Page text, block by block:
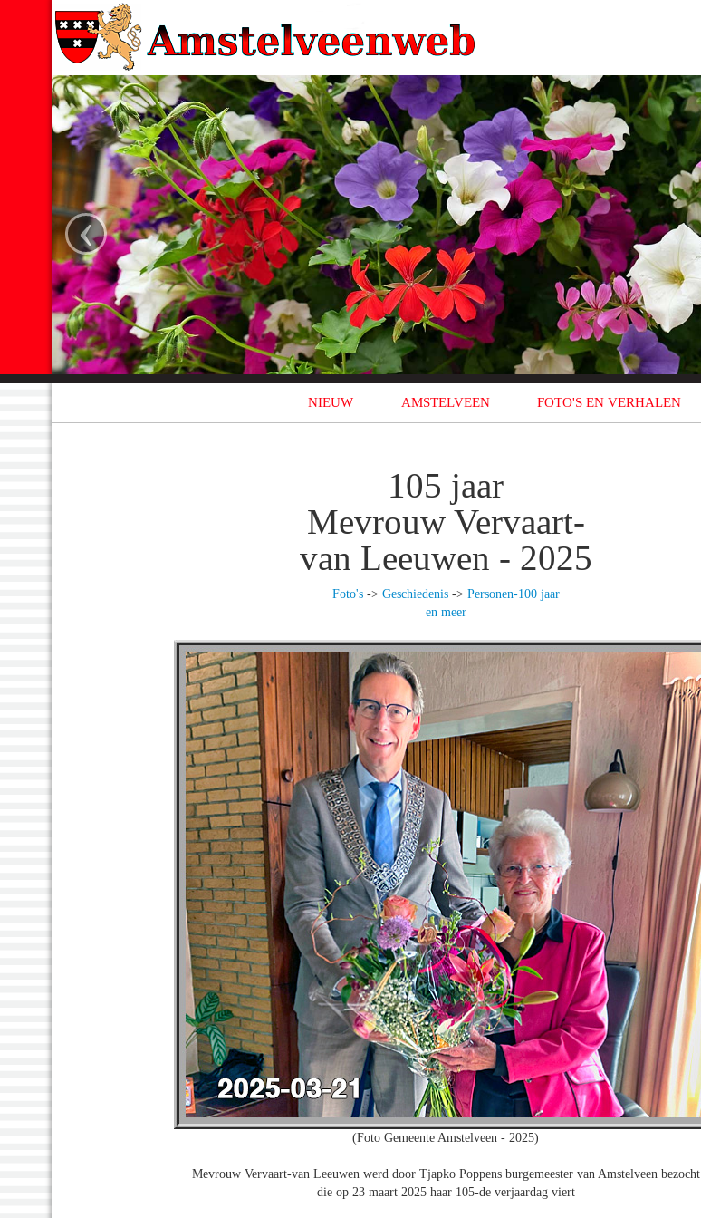
‹
NIEUW AMSTELVEEN FOTO'S EN VERHALEN
105 jaar
Mevrouw Vervaart-
van Leeuwen - 2025
Foto's-> Geschiedenis-> Personen-100 jaar
en meer
(Foto Gemeente Amstelveen - 2025)
Mevrouw Vervaart-van Leeuwen werd door Tjapko Poppens burgemeester van Amstelveen bezocht
die op 23 maart 2025 haar 105-de verjaardag viert